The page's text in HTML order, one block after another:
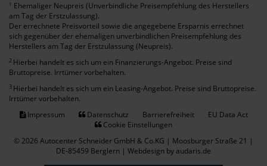
1 Ehemaliger Neupreis (Unverbindliche Preisempfehlung des Herstellers
am Tag der Erstzulassung).
Der errechnete Preisvorteil sowie die angegebene Ersparnis errechnet
sich gegenüber der ehemaligen unverbindlichen Preisempfehlung des
Herstellers am Tag der Erstzulassung (Neupreis).
2 Hierbei handelt es sich um ein Finanzierungs-Angebot. Preise sind
Bruttopreise. Irrtümer vorbehalten.
3 Hierbei handelt es sich um ein Leasing-Angebot. Preise sind Bruttopreise.
Irrtümer vorbehalten.
Impressum
Datenschutz Barrierefreiheit
EU Data Act
Cookie Einstellungen
© 2026 Autocenter Schneider GmbH & Co.KG | Moosburger Straße 21 |
DE-85459 Berglern | Webdesign by audaris.de